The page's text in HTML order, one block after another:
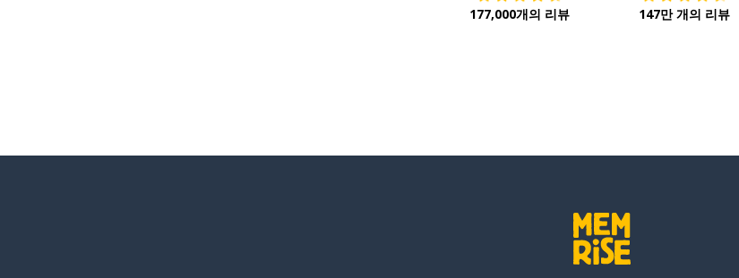
177,000개의 리뷰 147만 개의 리뷰